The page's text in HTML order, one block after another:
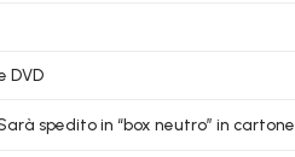
DVD
spedito in “box neutro” in cartone.